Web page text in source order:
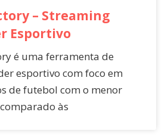
– Streaming
Esportivo
é uma ferramenta de
esportivo com foco em
de futebol com o menor
às